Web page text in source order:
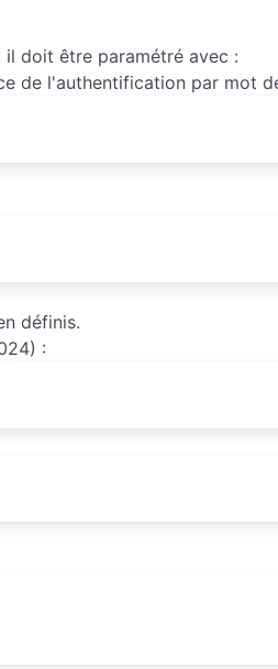
il doit être paramétré avec :
de l'authentification par mot
définis.
: